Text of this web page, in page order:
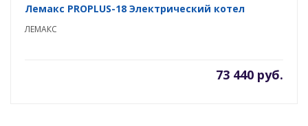
Лемакс PROPLUS-18 Электрический котел
ЛЕМАКС
73 440 руб.